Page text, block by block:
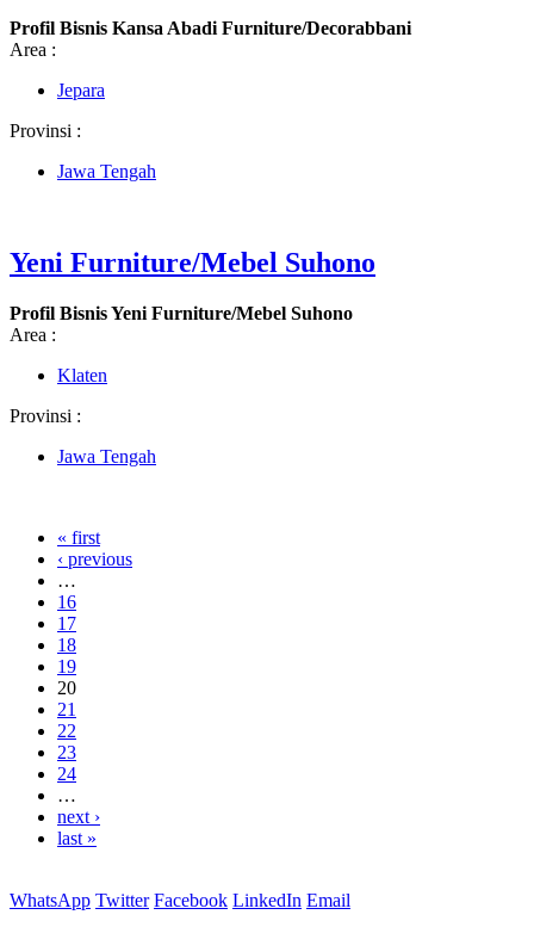
Profil Bisnis Kansa Abadi Furniture/Decorabbani
Area :
Jepara
Provinsi :
Jawa Tengah
Yeni Furniture/Mebel Suhono
Profil Bisnis Yeni Furniture/Mebel Suhono
Area :
Klaten
Provinsi :
Jawa Tengah
« first
‹ previous
…
16
17
18
19
20
21
22
23
24
…
next ›
last »
WhatsApp Twitter Facebook LinkedIn Email